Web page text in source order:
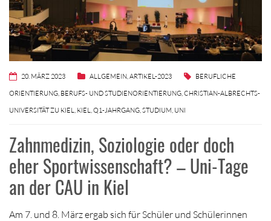
20. MÄRZ 2023 ALLGEMEIN ARTIKEL-2023
BERUFLICHE
ORIENTIERUNG BERUFS- UND STUDIENORIENTIERUNG CHRISTIAN-ALBRECHTS-
UNIVERSITÄT ZU KIEL
KIEL Q1-JAHRGANG STUDIUM UNI
Zahnmedizin, Soziologie oder doch
eher Sportwissenschaft? – Uni-Tage
an der CAU in Kiel
Am 7. und 8. März ergab sich für Schüler und Schülerinnen